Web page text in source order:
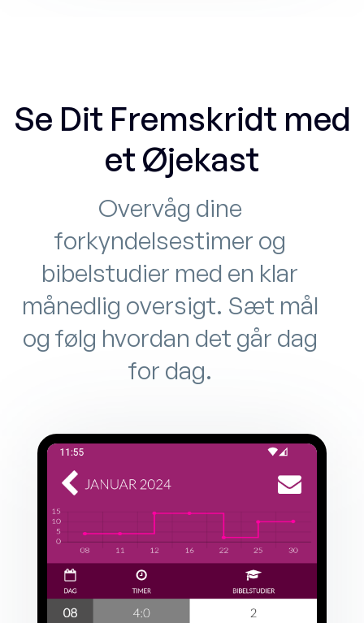
Se Dit Fremskridt med
et Øjekast
Overvåg dine
forkyndelsestimer og
bibelstudier med en klar
månedlig oversigt. Sæt mål
og følg hvordan det går dag
for dag.